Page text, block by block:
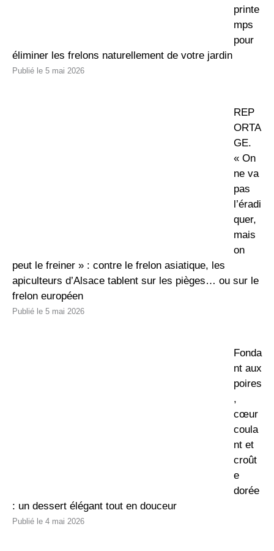
printe
mps
pour
éliminer les frelons naturellement de votre jardin
5 mai 2026
REP
ORTA
GE.
« On
ne va
pas
l’éradi
quer,
mais
on
peut le freiner » : contre le frelon asiatique, les
apiculteurs d’Alsace tablent sur les pièges… ou sur le
frelon européen
5 mai 2026
Fonda
nt aux
poires
,
cœur
coula
nt et
croût
e
dorée
: un dessert élégant tout en douceur
4 mai 2026